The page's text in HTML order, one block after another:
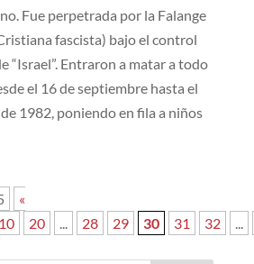
Fue perpetrada por la Falange
fascista) bajo el control
“Israel”. Entraron a matar a todo
el 16 de septiembre hasta el
1982, poniendo en fila a niños
«
10 20 ... 28 29 30 31 32
...